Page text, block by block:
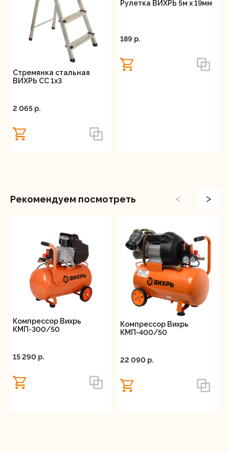
Стремянка стальная
ВИХРЬ СС 1х3
2 065 p.
Рулетка ВИХРЬ 5м х 19мм
189 p.
Рекомендуем посмотреть < >
Компрессор Вихрь
КМП-300/50
15 290 p.
Компрессор Вихрь
КМП-400/50
22 090 p.